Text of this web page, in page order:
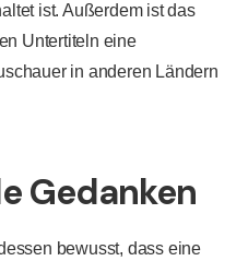
ist. Außerdem ist das
Untertiteln eine
in anderen Ländern
Gedanken
bewusst, dass eine